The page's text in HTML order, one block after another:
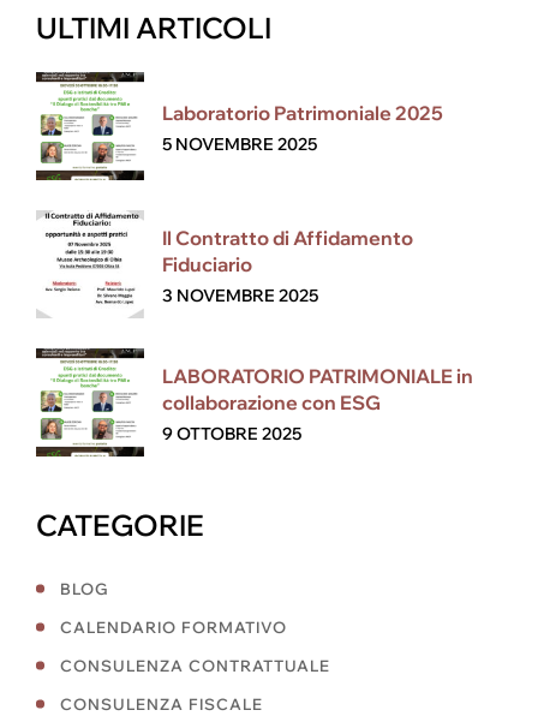
ULTIMI ARTICOLI
Laboratorio Patrimoniale 2025
5 NOVEMBRE 2025
Il Contratto di Affidamento
Fiduciario
3 NOVEMBRE 2025
LABORATORIO PATRIMONIALE in
collaborazione con ESG
9 OTTOBRE 2025
CATEGORIE
BLOG
CALENDARIO FORMATIVO
CONSULENZA CONTRATTUALE
CONSULENZA FISCALE